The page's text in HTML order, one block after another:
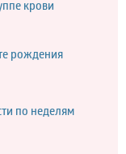
крови
рождения
по неделям